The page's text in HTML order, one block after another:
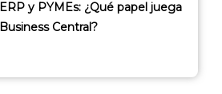
ERP y PYMEs: ¿Qué papel juega
Business Central?